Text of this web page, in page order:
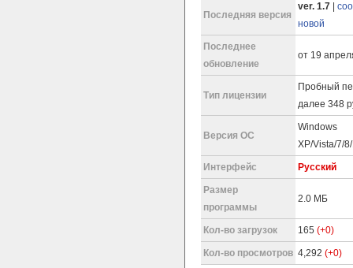
Последняя версия
ver. 1.7
новой
Последнее
обновление
от 19
Тип лицензии
Пробный
далее 348
Версия ОС
Windows
XP/Vista/7/
Интерфейс Русский
Размер
программы
2.0 МБ
Кол-во загрузок 165 (+0)
Кол-во просмотров 4,292 (+0)